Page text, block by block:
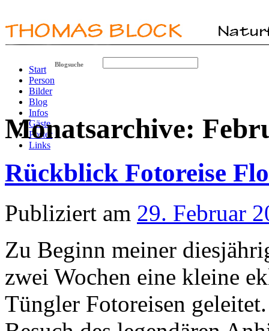
Start
Person
Bilder
Blog
Infos
Gäste
Poster
Links
Blogsuche
Monatsarchive:
Rückblick Fotoreise
Publiziert am 29. Februar
Zu Beginn meiner
zwei Wochen eine kleine
Tüngler Fotoreisen